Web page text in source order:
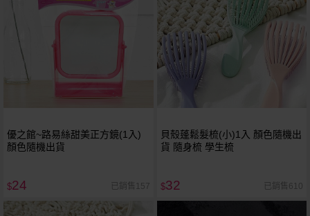
優之館~路易絲甜美正方鏡(1入)
顏色隨機出貨
$24 已銷售157
貝殼蓬鬆髮梳(小)1入 顏色隨機出
貨 隨身梳 學生梳
$32 已銷售610